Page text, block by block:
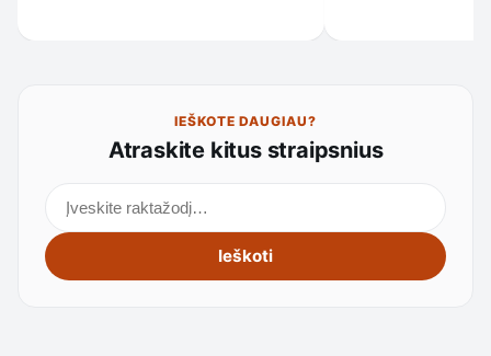
IEŠKOTE DAUGIAU?
Atraskite kitus straipsnius
Ieškoti